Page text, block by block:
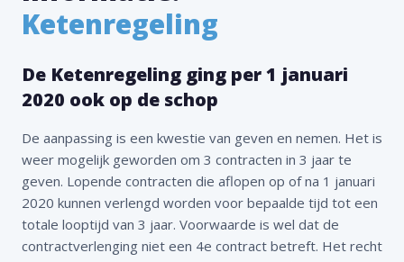
Ketenregeling
De Ketenregeling ging per 1 januari
2020 ook op de schop
De aanpassing is een kwestie van geven en nemen. Het is
weer mogelijk geworden om 3 contracten in 3 jaar te
geven. Lopende contracten die aflopen op of na 1 januari
2020 kunnen verlengd worden voor bepaalde tijd tot een
totale looptijd van 3 jaar. Voorwaarde is wel dat de
contractverlenging niet een 4e contract betreft. Het recht